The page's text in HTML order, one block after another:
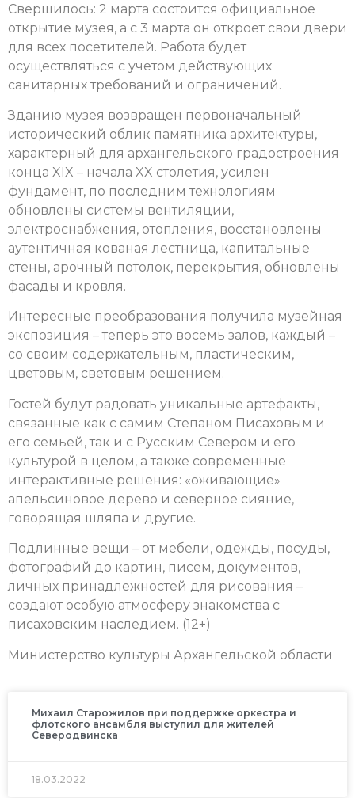
Свершилось: 2 марта состоится официальное
открытие музея, а с 3 марта он откроет свои двери
для всех посетителей. Работа будет
осуществляться с учетом действующих
санитарных требований и ограничений.
Зданию музея возвращен первоначальный
исторический облик памятника архитектуры,
характерный для архангельского градостроения
конца XIX – начала XX столетия, усилен
фундамент, по последним технологиям
обновлены системы вентиляции,
электроснабжения, отопления, восстановлены
аутентичная кованая лестница, капитальные
стены, арочный потолок, перекрытия, обновлены
фасады и кровля.
Интересные преобразования получила музейная
экспозиция – теперь это восемь залов, каждый –
со своим содержательным, пластическим,
цветовым, световым решением.
Гостей будут радовать уникальные артефакты,
связанные как с самим Степаном Писаховым и
его семьей, так и с Русским Севером и его
культурой в целом, а также современные
интерактивные решения: «оживающие»
апельсиновое дерево и северное сияние,
говорящая шляпа и другие.
Подлинные вещи – от мебели, одежды, посуды,
фотографий до картин, писем, документов,
личных принадлежностей для рисования –
создают особую атмосферу знакомства с
писаховским наследием. (12+)
Министерство культуры Архангельской области
Михаил Старожилов при поддержке оркестра и
флотского ансамбля выступил для жителей
Северодвинска
18.03.2022